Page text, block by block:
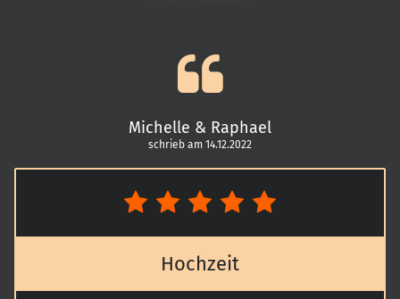
Michelle & Raphael
schrieb am 14.12.2022
Hochzeit